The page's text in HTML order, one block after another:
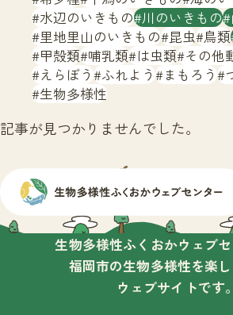
水辺のいきもの 川のいきもの
里地里山のいきもの 昆虫 鳥類
甲殻類 哺乳類 は虫類 その他
えらぼう ふれよう まもろう
生物多様性
記事が見つかりませんでした。
生物多様性ふくおかウェブセ
福岡市の生物多様性を楽
ウェブサイトです。